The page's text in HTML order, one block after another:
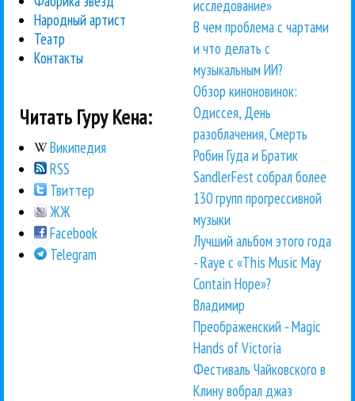
Народный артист
Театр
Контакты
Читать Гуру Кена:
Википедия
RSS
Твиттер
ЖЖ
Facebook
Telegram
исследование»
В чем проблема с чартами
и что делать с
музыкальным ИИ?
Обзор киноновинок:
Одиссея, День
разоблачения, Смерть
Робин Гуда и Братик
SandlerFest собрал более
130 групп прогрессивной
музыки
Лучший альбом этого года
- Raye с «This Music May
Contain Hope»?
Владимир
Преображенский - Magic
Hands of Victoria
Фестиваль Чайковского в
Клину вобрал джаз